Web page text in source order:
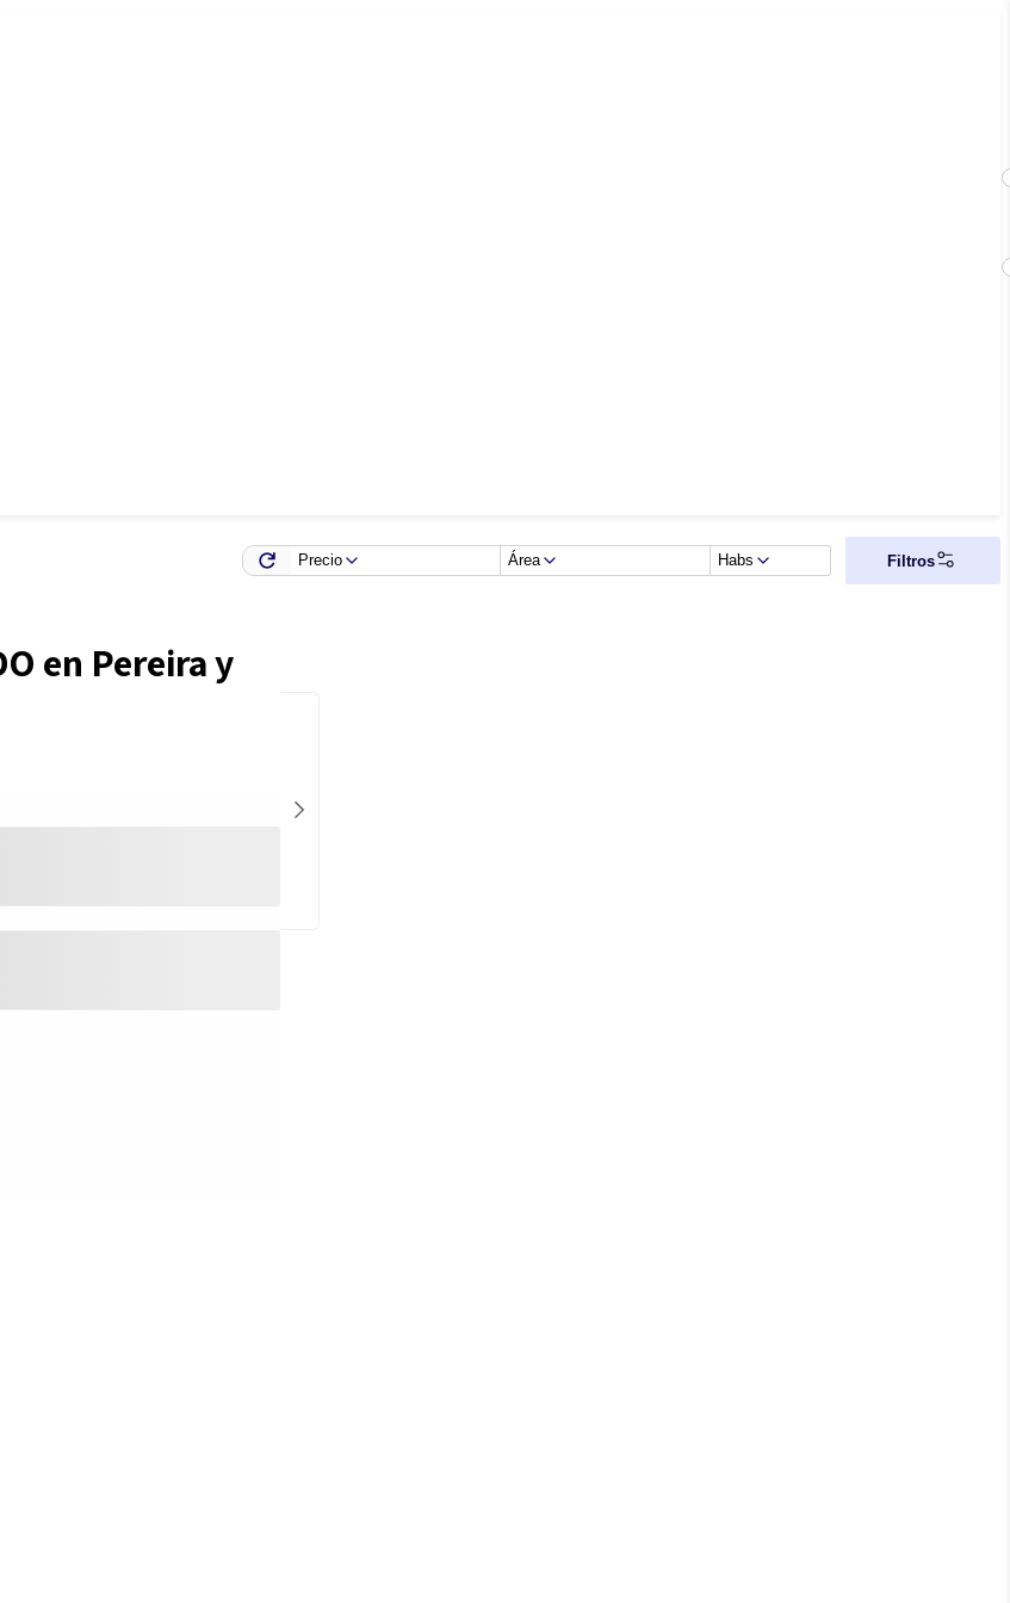
Precio Área Habs Filtros
en Pereira y